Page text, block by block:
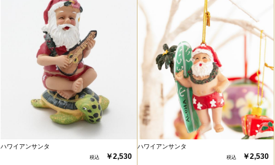
ハワイアンサンタ
￥2,530
ハワイアンサンタ
￥2,530